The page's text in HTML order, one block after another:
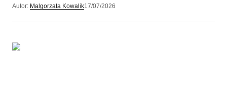
Autor: Malgorzata Kowalik17/07/2026